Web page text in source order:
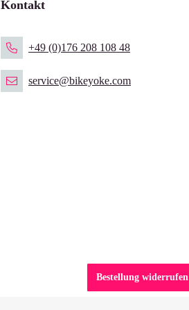
Kontakt
+49 (0)176 208 108 48
service@bikeyoke.com
Bestellung widerrufen